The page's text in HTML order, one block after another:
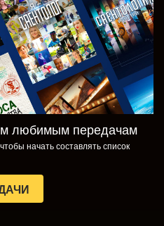
ПЕРЕДАЧИ
любимым передачам
начать составлять список